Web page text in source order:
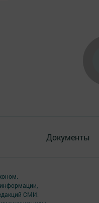
Документы
СМИ.